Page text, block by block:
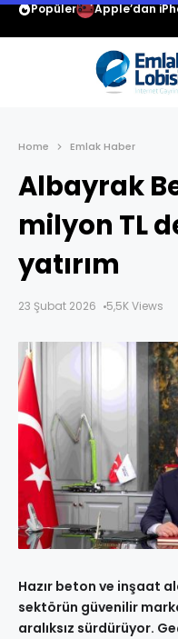
Popüler Apple’dan
Home Emlak Haber
Albayrak
milyon TL
yatırım
23 Şubat 2026 5,5K Views
Hazır beton ve inşaat
sektörün güvenilir
aralıksız sürdürüyor.